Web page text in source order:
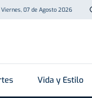
Viernes, 07 de Agosto 2026
Vida y Estilo